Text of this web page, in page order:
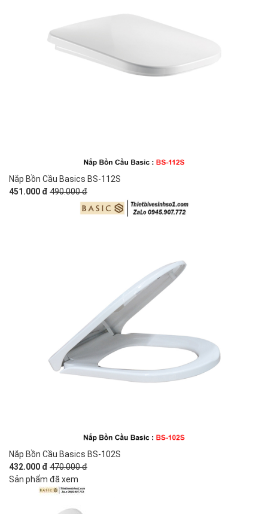
Nắp Bồn Cầu Basics BS-112S
451.000 đ 490.000 đ
Nắp Bồn Cầu Basics BS-102S
432.000 đ 470.000 đ
Sản phẩm đã xem